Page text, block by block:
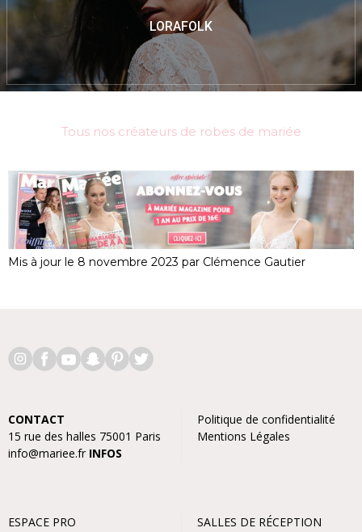
LORAFOLK
Tous nos créateurs de robes de mariée
Mis à jour le 8 novembre 2023 par Clémence Gautier
CONTACT
15 rue des halles 75001 Paris
info@mariee.fr INFOS
Politique de confidentialité
Mentions Légales
ESPACE PRO
SALLES DE RÉCEPTION